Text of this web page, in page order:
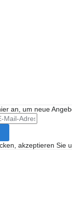
an, um neue
akzeptieren Sie